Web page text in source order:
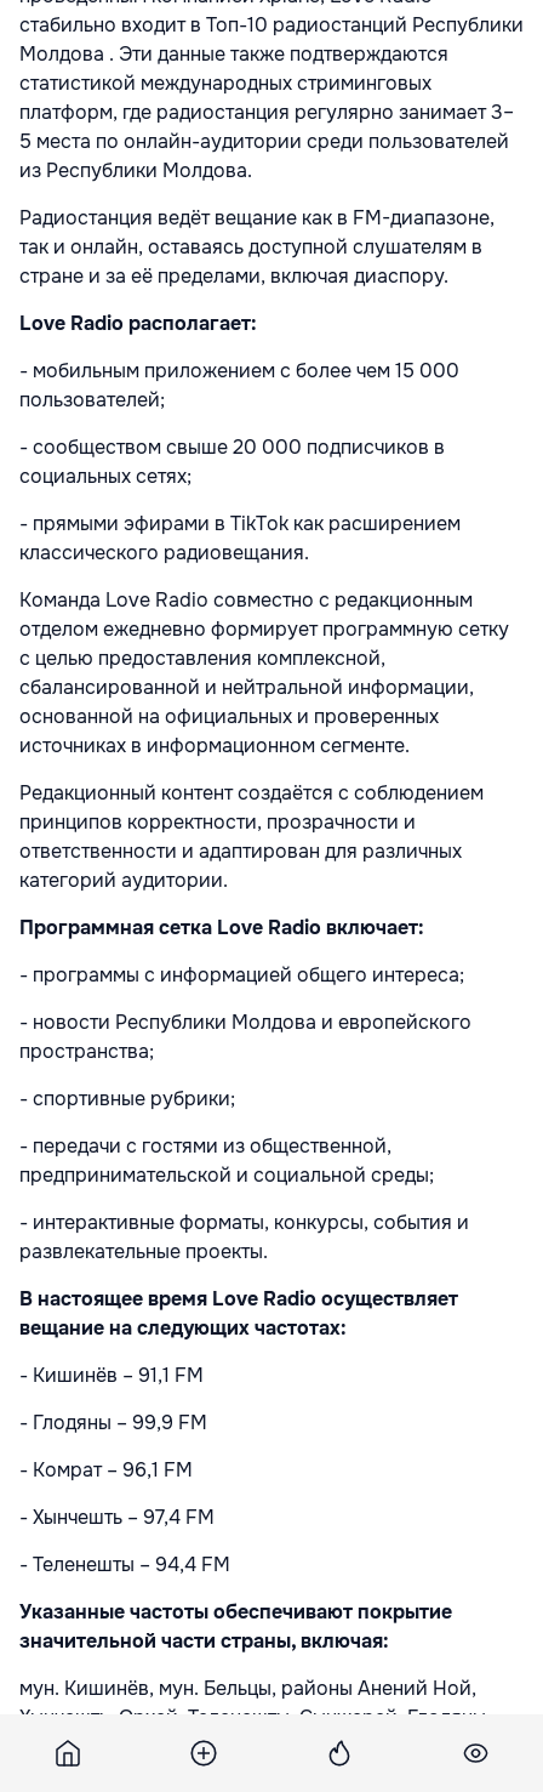
стабильно входит в Топ-10 радиостанций Республики
Молдова . Эти данные также подтверждаются
статистикой международных стриминговых
платформ, где радиостанция регулярно занимает 3–
5 места по онлайн-аудитории среди пользователей
из Республики Молдова.
Радиостанция ведёт вещание как в FM-диапазоне,
так и онлайн, оставаясь доступной слушателям в
стране и за её пределами, включая диаспору.
Love Radio располагает:
- мобильным приложением с более чем 15 000
пользователей;
- сообществом свыше 20 000 подписчиков в
социальных сетях;
- прямыми эфирами в TikTok как расширением
классического радиовещания.
Команда Love Radio совместно с редакционным
отделом ежедневно формирует программную сетку
с целью предоставления комплексной,
сбалансированной и нейтральной информации,
основанной на официальных и проверенных
источниках в информационном сегменте.
Редакционный контент создаётся с соблюдением
принципов корректности, прозрачности и
ответственности и адаптирован для различных
категорий аудитории.
Программная сетка Love Radio включает:
- программы с информацией общего интереса;
- новости Республики Молдова и европейского
пространства;
- спортивные рубрики;
- передачи с гостями из общественной,
предпринимательской и социальной среды;
- интерактивные форматы, конкурсы, события и
развлекательные проекты.
В настоящее время Love Radio осуществляет
вещание на следующих частотах:
- Кишинёв – 91,1 FM
- Глодяны – 99,9 FM
- Комрат – 96,1 FM
- Хынчешть – 97,4 FM
- Теленешты – 94,4 FM
Указанные частоты обеспечивают покрытие
значительной части страны, включая:
мун. Кишинёв, мун. Бельцы, районы Анений Ной,
Хынчешть, Орхей, Теленешты, Сынжерей, Глодяны,
Рышкань, Фалешты, Флорешты, Дрокия, а также